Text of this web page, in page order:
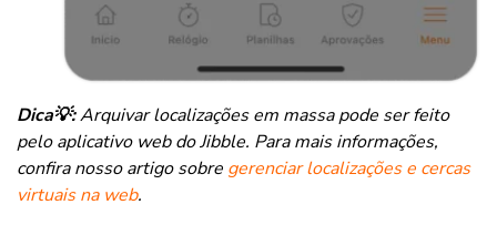
Dica💡:Arquivar localizações em massa pode ser feito
pelo aplicativo web do Jibble. Para mais informações,
confira nosso artigo sobre gerenciar localizações e cercas
virtuais na web.